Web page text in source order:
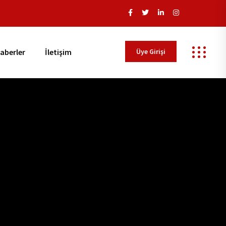
İletişim Üye Girişi